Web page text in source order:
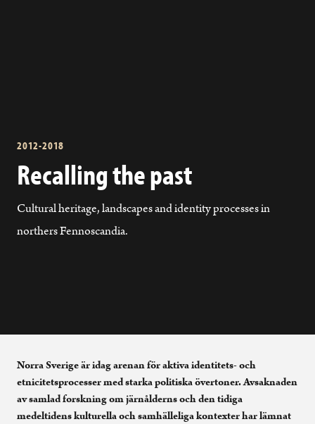
2012-2018
Recalling the past
Cultural heritage, landscapes and identity processes in
northers Fennoscandia.
Norra Sverige är idag arenan för aktiva identitets- och
etnicitetsprocesser med starka politiska övertoner. Avsaknaden
av samlad forskning om järnålderns och den tidiga
medeltidens kulturella och samhälleliga kontexter har lämnat